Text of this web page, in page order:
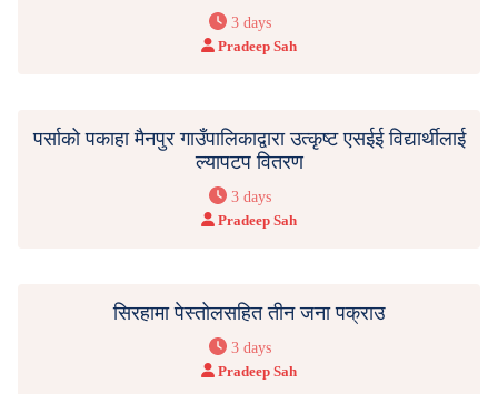
3 days
Pradeep Sah
पर्साको पकाहा मैनपुर गाउँपालिकाद्वारा उत्कृष्ट एसईई विद्यार्थीलाई
ल्यापटप वितरण
3 days
Pradeep Sah
सिरहामा पेस्तोलसहित तीन जना पक्राउ
3 days
Pradeep Sah